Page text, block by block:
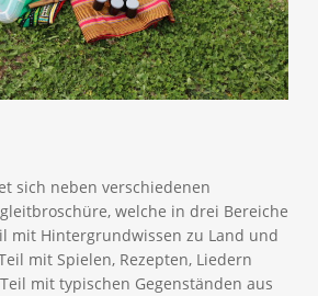
sich neben verschiedenen
welche in drei Bereiche
mit Hintergrundwissen zu Land und
mit Spielen, Rezepten, Liedern
mit typischen Gegenständen aus